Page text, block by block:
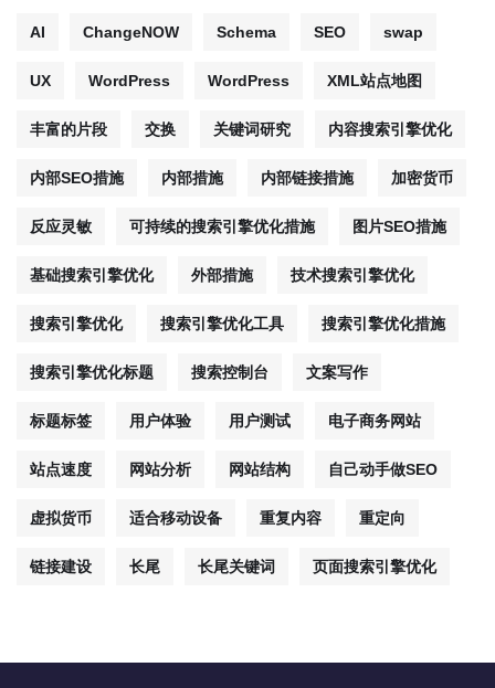
AI ChangeNOW Schema SEO swap
UX WordPress WordPress XML站点地图
丰富的片段 交换 关键词研究 内容搜索引擎优化
内部SEO措施 内部措施 内部链接措施 加密货币
反应灵敏 可持续的搜索引擎优化措施 图片SEO措施
基础搜索引擎优化 外部措施 技术搜索引擎优化
搜索引擎优化 搜索引擎优化工具 搜索引擎优化措施
搜索引擎优化标题 搜索控制台 文案写作
标题标签 用户体验 用户测试 电子商务网站
站点速度 网站分析 网站结构 自己动手做SEO
虚拟货币 适合移动设备 重复内容 重定向
链接建设 长尾 长尾关键词 页面搜索引擎优化